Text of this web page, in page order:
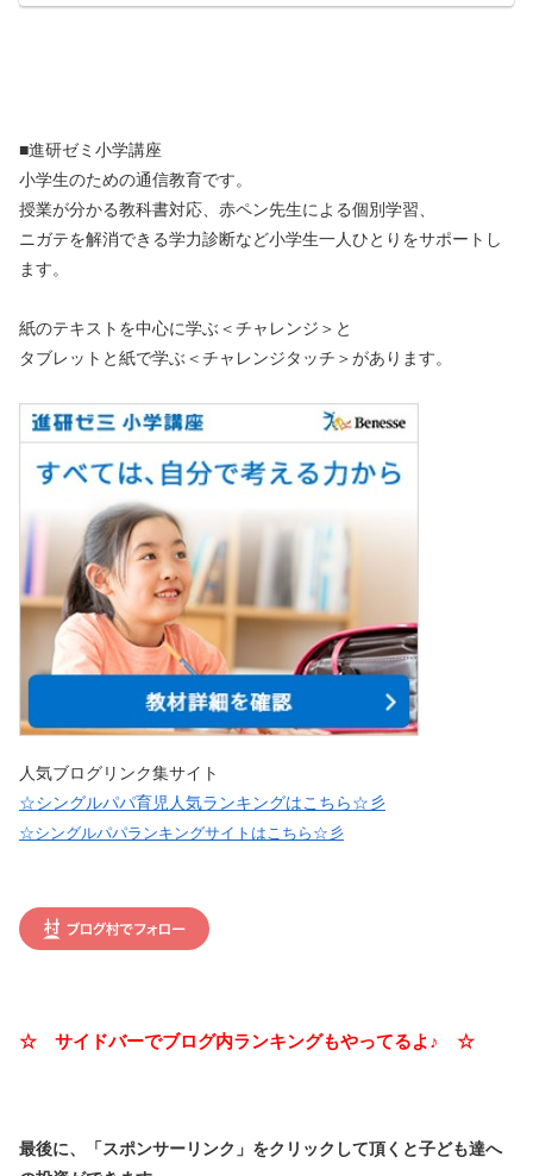
■進研ゼミ小学講座
小学生のための通信教育です。
授業が分かる教科書対応、赤ペン先生による個別学習、
ニガテを解消できる学力診断など小学生一人ひとりをサポートし
ます。
紙のテキストを中心に学ぶ＜チャレンジ＞と
タブレットと紙で学ぶ＜チャレンジタッチ＞があります。
人気ブログリンク集サイト
☆シングルパパ育児人気ランキングはこちら☆彡
☆シングルパパランキングサイトはこちら☆彡
☆ サイドバーでブログ内ランキングもやってるよ♪ ☆
最後に、「スポンサーリンク」をクリックして頂くと子ども達へ